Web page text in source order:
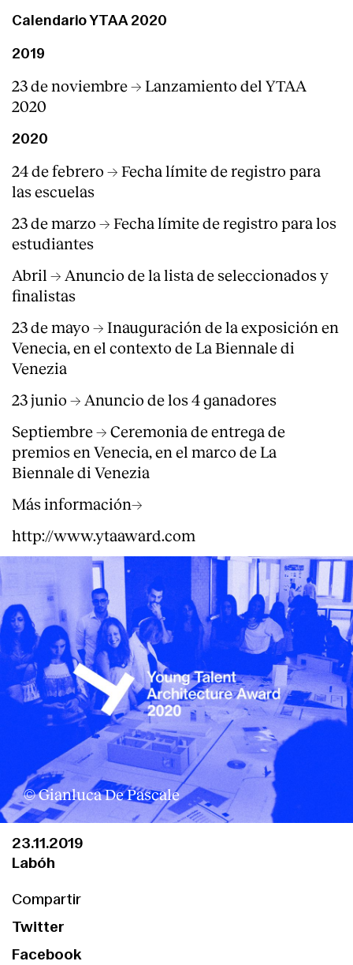
Servicios
Calendario YTAA 2020
2019
23 de noviembre → Lanzamiento del YTAA
2020
2020
24 de febrero → Fecha límite de registro para
las escuelas
23 de marzo → Fecha límite de registro para los
estudiantes
Abril → Anuncio de la lista de seleccionados y
finalistas
23 de mayo → Inauguración de la exposición en
Venecia, en el contexto de La Biennale di
Venezia
23 junio → Anuncio de los 4 ganadores
Septiembre → Ceremonia de entrega de
premios en Venecia, en el marco de La
Biennale di Venezia
Más información→
http://www.ytaaward.com
© Gianluca De Pascale
23.11.2019
Labóh
Compartir
Twitter
Facebook